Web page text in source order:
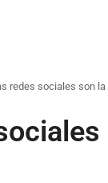
redes sociales son